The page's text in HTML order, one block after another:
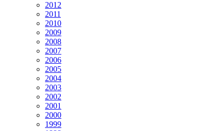
2012
2011
2010
2009
2008
2007
2006
2005
2004
2003
2002
2001
2000
1999